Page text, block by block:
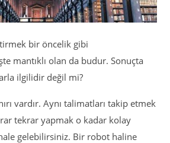
bir öncelik gibi
mantıklı olan da budur. Sonuçta
ilgilidir değil mi?
vardır. Aynı talimatları takip etmek
tekrar yapmak o kadar kolay
gelebilirsiniz. Bir robot haline